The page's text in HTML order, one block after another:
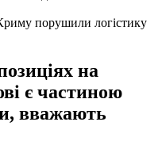
порушили логістику
на
є частиною
вважають